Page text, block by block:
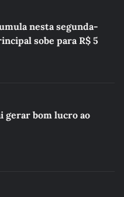
nesta segunda-
sobe para R$ 5
gerar bom lucro ao